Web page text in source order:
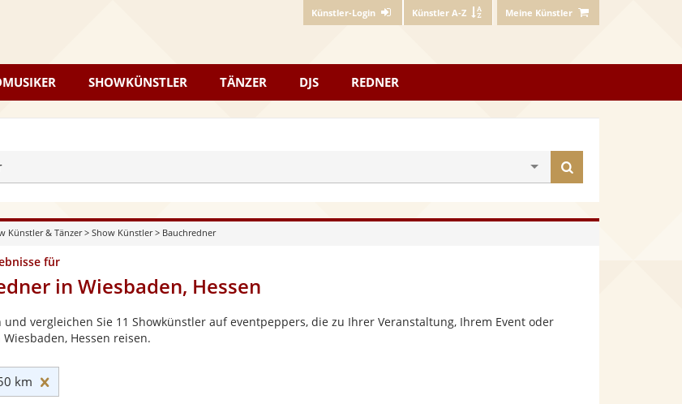
Künstler-Login Künstler A-Z Meine Künstler
SHOWKÜNSTLER TÄNZER DJS REDNER
finden
Künstler & Tänzer> Show Künstler> Bauchredner
für
in Wiesbaden, Hessen
und vergleichen Sie 11 Showkünstler auf eventpeppers, die zu Ihrer Veranstaltung, Ihrem Event oder
Hessen reisen.
km